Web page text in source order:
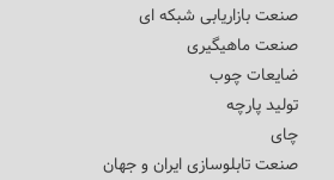
صنعت بازاریابی شبکه ای
صنعت ماهیگیری
ضایعات چوب
تولید پارچه
چای
صنعت تابلوسازی ایران و جهان